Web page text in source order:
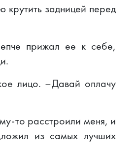
задницей перед
прижал ее к себе,
лицо. –Давай оплачу
то расстроили меня, и
из самых лучших